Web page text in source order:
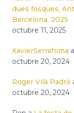
dues fosques,
Barcelona, 2025
octubre 11, 2025
XavierSerrahima a
octubre 20, 2024
Roger Vilà Padró
octubre 20, 2024